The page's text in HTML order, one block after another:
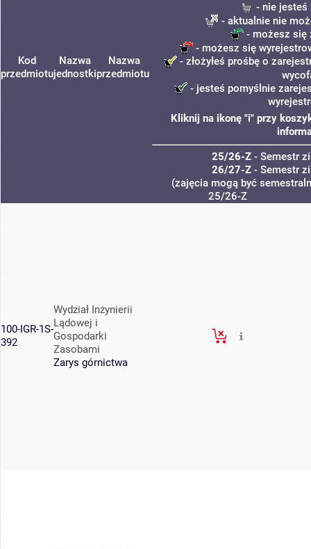
Kod
przedmiotu
Nazwa
jednostki
Nazwa
przedmiotu
- nie jesteś
- aktualnie nie
- możesz się
- możesz się
- złożyłeś prośbę o
- jesteś pomyślnie
Kliknij na ikonę "i" przy
25/26-Z- Semestr
26/27-Z- Semestr
(zajęcia mogą być
25/26-Z
100-IGR-1S-
392
Wydział Inżynierii
Lądowej i
Gospodarki
Zasobami
Zarys górnictwa